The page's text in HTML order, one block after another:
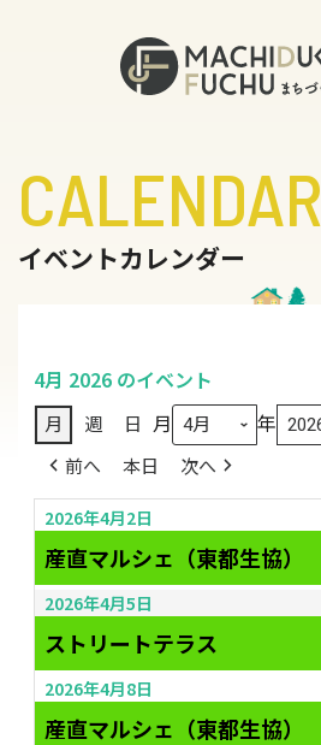
CALENDAR
イベントカレンダー
4月 2026 のイベント
月 週 日 月 年
前へ 本日 次へ
2026年4月2日
産直マルシェ（東都生協）
2026年4月5日
ストリートテラス
2026年4月8日
産直マルシェ（東都生協）